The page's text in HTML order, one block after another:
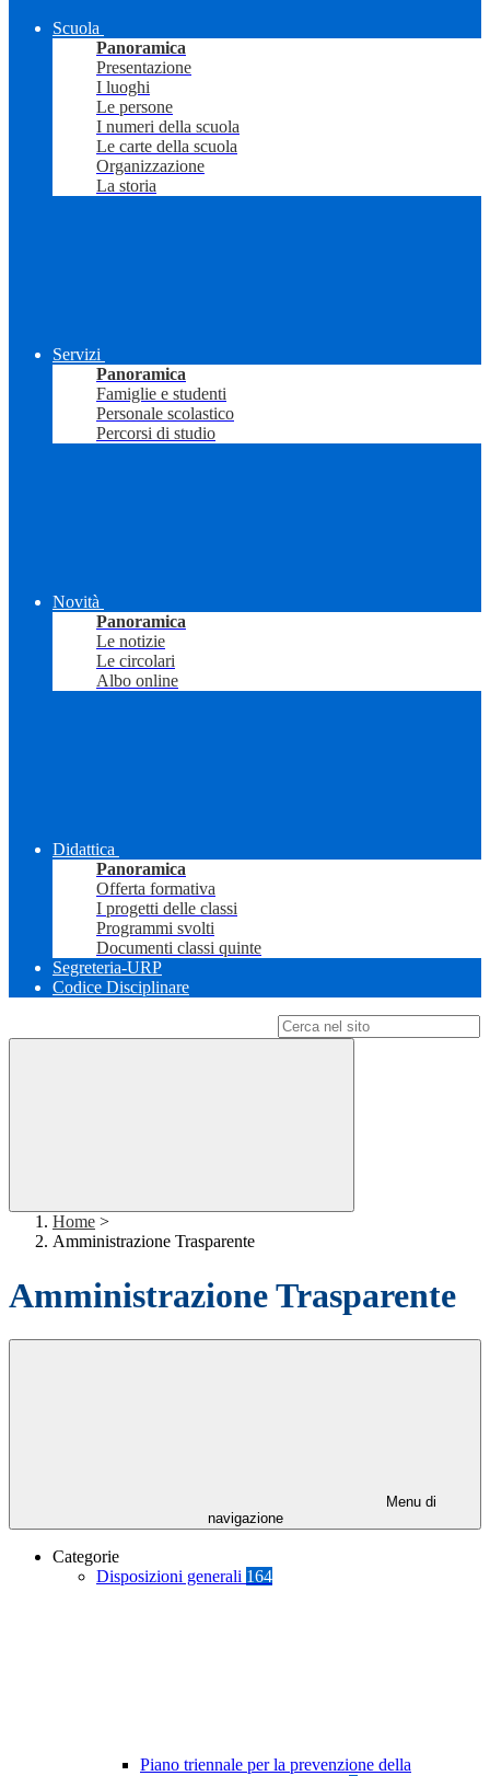
Scuola
Panoramica
Presentazione
I luoghi
Le persone
I numeri della scuola
Le carte della scuola
Organizzazione
La storia
Servizi
Panoramica
Famiglie e studenti
Personale scolastico
Percorsi di studio
Novità
Panoramica
Le notizie
Le circolari
Albo online
Didattica
Panoramica
Offerta formativa
I progetti delle classi
Programmi svolti
Documenti classi quinte
Segreteria-URP
Codice Disciplinare
Home >
Amministrazione Trasparente
Amministrazione Trasparente
Menu di
navigazione
Categorie
Disposizioni generali 164
Piano triennale per la prevenzione della